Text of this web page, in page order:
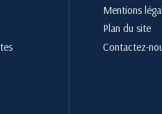
Mentions
Plan du site
Contactez-